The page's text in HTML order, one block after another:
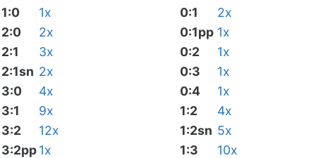
1:0
1x
2:0
2x
2:1
3x
2:1sn 2x
3:0
4x
3:1
9x
3:2
12x
3:2pp1x
0:1
2x
0:1pp 1x
0:2
1x
0:3
1x
0:4
1x
1:2
4x
1:2sn 5x
1:3
10x